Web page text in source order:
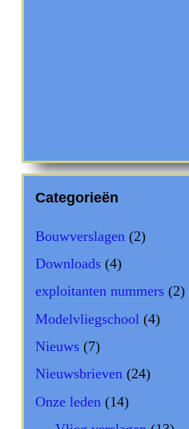
Categorieën
Bouwverslagen (2)
Downloads(4)
exploitanten nummers(2)
Modelvliegschool (4)
Nieuws(7)
Nieuwsbrieven(24)
Onze leden (14)